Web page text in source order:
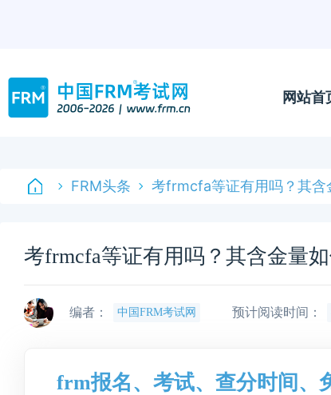
网站首
FRM头条 考frmcfa等证有用吗？其含
考frmcfa等证有用吗？其含金量如
编者： 中国FRM考试网 预计阅读时间：
frm报名、考试、查分时间、